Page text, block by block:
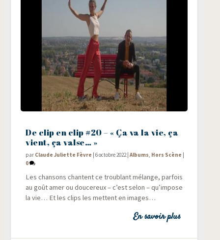
De clip en clip #20 – « Ça va la vie, ça
vient, ça valse… »
par Claude Juliette Fèvre |6 octobre 2022 |Albums Hors Scène |
0
Les chan­sons chantent ce trou­blant mélange, par­fois
au goût amer ou dou­ce­reux – c’est selon – qu’impose
la vie… Et les clips les mettent en images…
En savoir plus